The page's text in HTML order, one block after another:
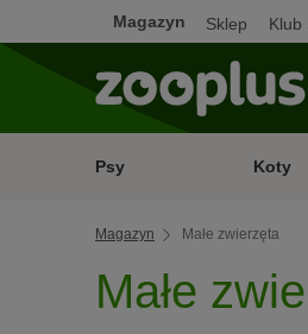
Magazyn Sklep Klub
Psy Koty
Magazyn Małe zwierzęta
Małe